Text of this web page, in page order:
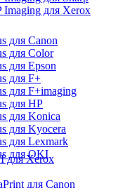
для Xerox
для Canon
для Color
для Epson
для F+
для F+imaging
для HP
для Konica
для Kyocera
для Lexmark
для OKI
для Xerox
для Canon